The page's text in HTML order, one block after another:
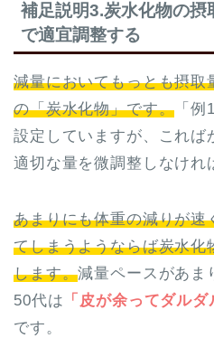
補足説明3.炭水化物の摂
で適宜調整する
減量においてもっとも摂取
の「炭水化物」です。 「
設定していますが、これば
適切な量を微調整しなけれ
あまりにも体重の減りが
てしまうようならば炭水化
します。減量ペースがあま
50代は 「皮が余ってダルダ
です。